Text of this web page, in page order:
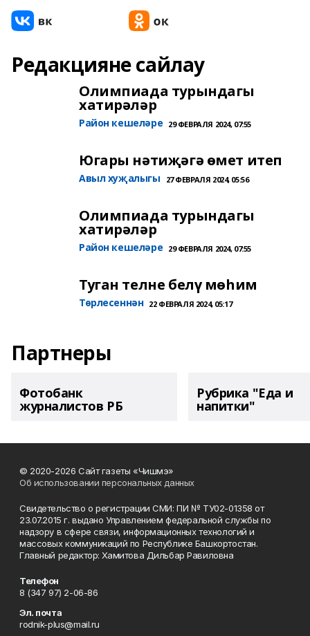
Редакцияне сайлау
Олимпиада турындагы
хатирәләр
Район кешеләре 29 ФЕВРАЛЯ 2024, 07:55
Югары нәтиҗәгә өмет итеп
Авыл хуҗалыгы 27 ФЕВРАЛЯ 2024, 05:56
Олимпиада турындагы
хатирәләр
Район кешеләре 29 ФЕВРАЛЯ 2024, 07:55
Туган телне белү мөһим
Төрлесеннән 22 ФЕВРАЛЯ 2024, 05:17
Партнеры
Фотобанк
журналистов РБ
Рубрика "Еда и
напитки"
© 2020-2026 Сайт газеты «Чишмэ»
Об использовании персональных данных
Свидетельство о регистрации СМИ: ПИ № ТУ02-01358 от
23.07.2015 г. выдано Управлением федеральной службы по
надзору в сфере связи, информационных технологий и
массовых коммуникаций по Республике Башкортостан.
Главный редактор: Хамитова Дильбар Равиловна
Телефон
8 (347 97) 2-06-86
Эл. почта
rodnik-plus@mail.ru